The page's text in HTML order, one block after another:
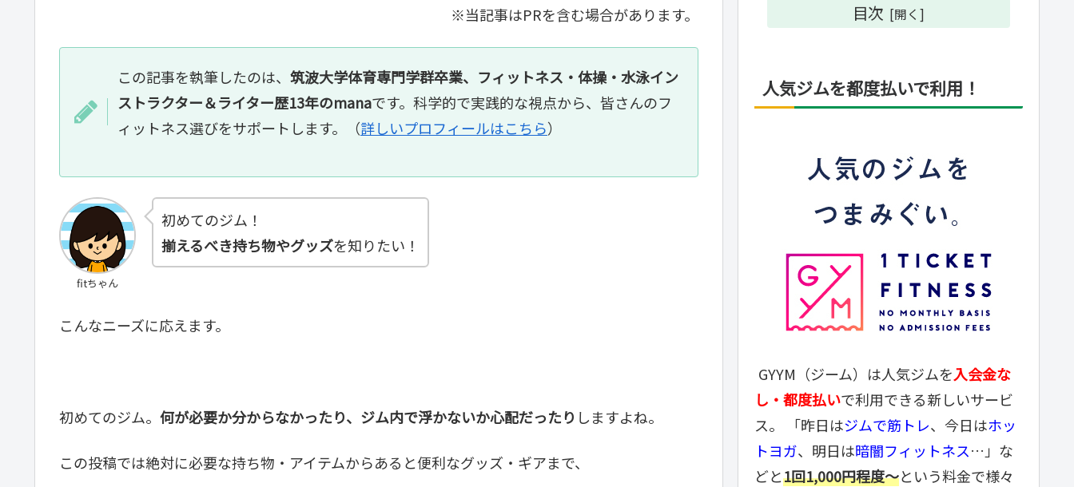
※当記事はPRを含む場合があります。
この記事を執筆したのは、 筑波大学体育専門学群卒業、フィットネス・体操・水泳イン
ストラクター＆ライター歴13年のmanaです。科学的で実践的な視点から、皆さんのフ
ィットネス選びをサポートします。（詳しいプロフィールはこちら）
fitちゃん
初めてのジム！
揃えるべき持ち物やグッズを知りたい！
こんなニーズに応えます。
初めてのジム。 何が必要か分からなかったり、ジム内で浮かないか心配だったり しますよね。
この投稿では絶対に必要な持ち物・アイテムからあると便利なグッズ・ギアまで、
目次
人気ジムを都度払いで利用！
GYYM（ジーム）は人気ジムを入会金な
し・都度払いで利用できる新しいサービ
ス。 「昨日はジムで筋トレ、今日はホッ
トヨガ、明日は暗闇フィットネス…」な
どと1回1,000円程度～という料金で様々